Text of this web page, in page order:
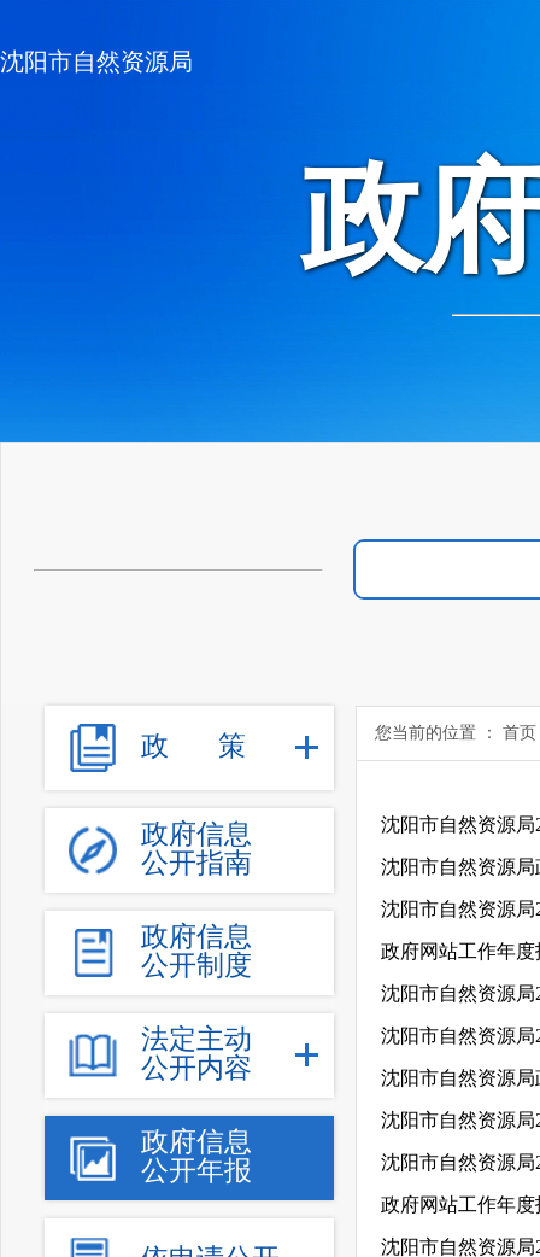
沈阳市自然资源局
政
政 策
政府信息
公开指南
政府信息
公开制度
法定主动
公开内容
政府信息
公开年报
您当前的位置 ： 首页
沈阳市自然资源
沈阳市自然资源
沈阳市自然资源
政府网站工作年
沈阳市自然资源
沈阳市自然资源
政府网站工作年
沈阳市自然资源